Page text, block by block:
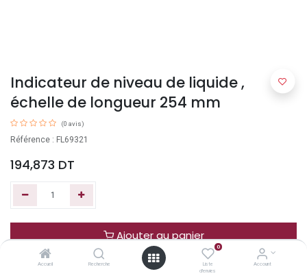
Accueil Recherche
0
Liste
d'envies
Account
Indicateur de niveau de liquide ,
échelle de longueur 254 mm
(0 avis)
Référence : FL69321
194,873 DT
Ajouter au panier
Acheter maintenant